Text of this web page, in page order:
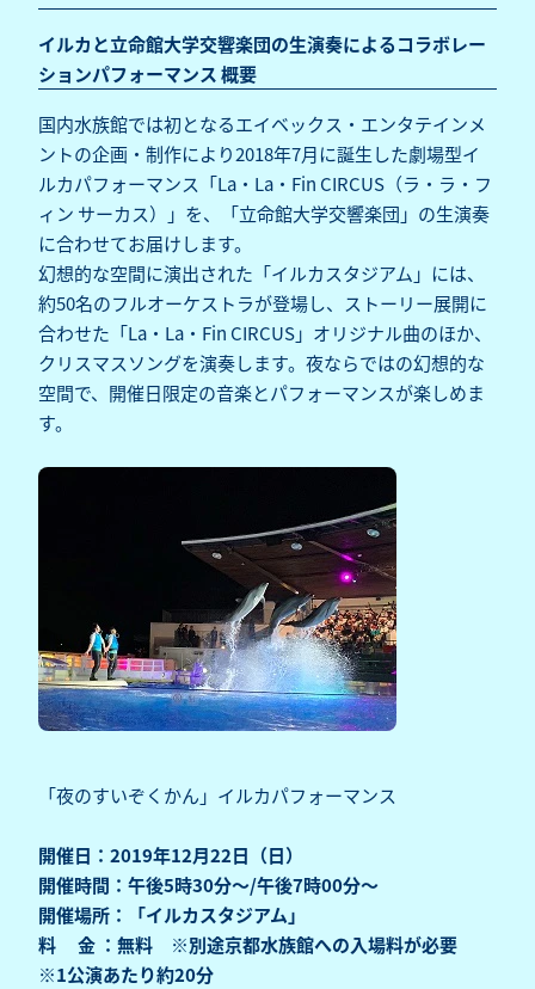
イルカと立命館大学交響楽団の生演奏によるコラボレー
ションパフォーマンス 概要
国内水族館では初となるエイベックス・エンタテインメ
ントの企画・制作により2018年7月に誕生した劇場型イ
ルカパフォーマンス「La・La・Fin CIRCUS（ラ・ラ・フ
ィン サーカス）」を、「立命館大学交響楽団」の生演奏
に合わせてお届けします。
幻想的な空間に演出された「イルカスタジアム」には、
約50名のフルオーケストラが登場し、ストーリー展開に
合わせた「La・La・Fin CIRCUS」オリジナル曲のほか、
クリスマスソングを演奏します。夜ならではの幻想的な
空間で、開催日限定の音楽とパフォーマンスが楽しめま
す。
「夜のすいぞくかん」イルカパフォーマンス
開催日：2019年12月22日（日）
開催時間：午後5時30分～/午後7時00分～
開催場所：「イルカスタジアム」
料 金 ：無料 ※別途京都水族館への入場料が必要
※1公演あたり約20分